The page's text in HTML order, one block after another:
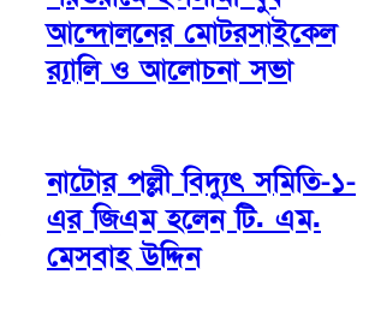
আন্দোলনের মোটরসাইকেল
র‌্যালি ও আলোচনা সভা
নাটোর পল্লী বিদ্যুৎ সমিতি-১-
এর জিএম হলেন টি. এম.
মেসবাহ উদ্দিন